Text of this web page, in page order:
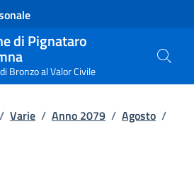
di Pignataro
Bronzo al Valor Civile
/ Varie / Anno 2079 / Agosto /